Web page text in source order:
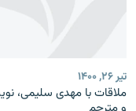
تیر ۲۶, ۱۴۰۰
ملاقات با مهدی سلیمی،